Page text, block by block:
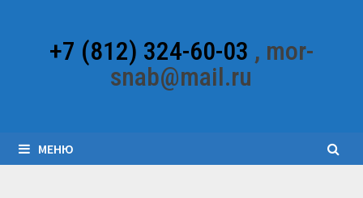
содержимому+7 (812) 324-60-03 , mor-
snab@mail.ru
МЕНЮ